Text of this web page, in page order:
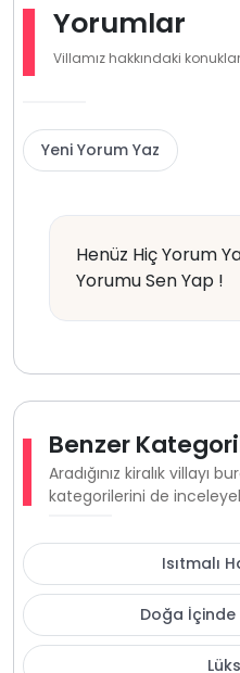
Yorumlar
Villamız hakkındaki
Yeni Yorum Yaz
Henüz Hiç Yorum
Yorumu Sen Yap !
Benzer
Aradığınız kiralık villayı
kategorilerini de
Isıtmalı
Doğa İçinde